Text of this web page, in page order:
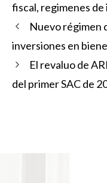
fiscal, regimenes
Nuevo régimen
inversiones en
El revaluo de
del primer SAC de